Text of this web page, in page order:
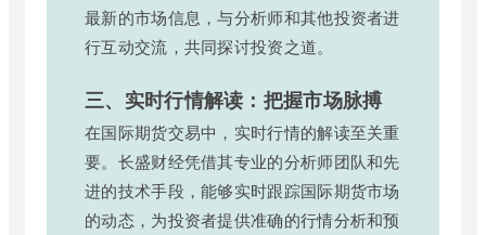
最新的市场信息，与分析师和其他投资者进
行互动交流，共同探讨投资之道。
三、实时行情解读：把握市场脉搏
在国际期货交易中，实时行情的解读至关重
要。长盛财经凭借其专业的分析师团队和先
进的技术手段，能够实时跟踪国际期货市场
的动态，为投资者提供准确的行情分析和预